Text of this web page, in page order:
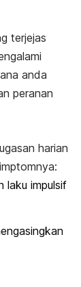
terjejas
anda
peranan
harian
laku impulsif